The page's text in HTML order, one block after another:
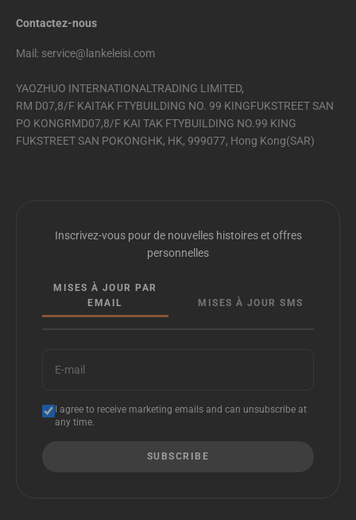
Contactez-nous
Mail: service@lankeleisi.com
YAOZHUO INTERNATIONALTRADING LIMITED,
RM D07,8/F KAITAK FTYBUILDING NO. 99 KINGFUKSTREET SAN
PO KONGRMD07,8/F KAI TAK FTYBUILDING NO.99 KING
FUKSTREET SAN POKONGHK, HK, 999077, Hong Kong(SAR)
Inscrivez-vous pour de nouvelles histoires et offres
personnelles
MISES À JOUR PAR
EMAIL
MISES À JOUR SMS
E-mail
I agree to receive marketing emails and can unsubscribe at
any time.
SUBSCRIBE